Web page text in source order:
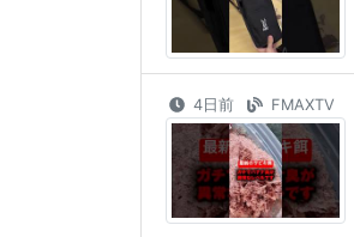
4日前 FMAXTV